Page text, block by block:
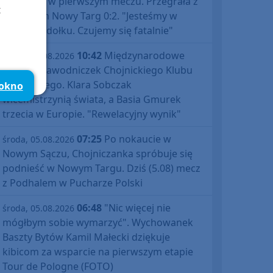
Podhalem Nowy Targ 0:2. "Jesteśmy w
totalnym dołku. Czujemy się fatalnie"
środa, 05.08.2026 10:42 Międzynarodowe
sukcesy zawodniczek Chojnickiego Klubu
Żeglarskiego. Klara Sobczak
wicemistrzynią świata, a Basia Gmurek
trzecia w Europie. "Rewelacyjny wynik"
środa, 05.08.2026 07:25 Po nokaucie w
Nowym Sączu, Chojniczanka spróbuje się
podnieść w Nowym Targu. Dziś (5.08) mecz
z Podhalem w Pucharze Polski
środa, 05.08.2026 06:48 "Nic więcej nie
mógłbym sobie wymarzyć". Wychowanek
Baszty Bytów Kamil Małecki dziękuje
kibicom za wsparcie na pierwszym etapie
Tour de Pologne (FOTO)